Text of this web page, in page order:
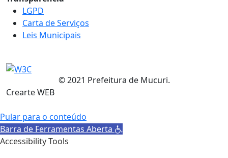
LGPD
Carta de Serviços
Leis Municipais
© 2021 Prefeitura de Mucuri.
Crearte WEB
Pular para o conteúdo
Barra de Ferramentas Aberta
Accessibility Tools